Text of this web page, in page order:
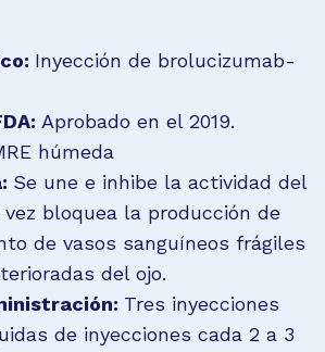
Inyección de brolucizumab-
Aprobado en el 2019.
húmeda
Se une e inhibe la actividad del
vez bloquea la producción de
de vasos sanguíneos frágiles
del ojo.
Tres inyecciones
de inyecciones cada 2 a 3